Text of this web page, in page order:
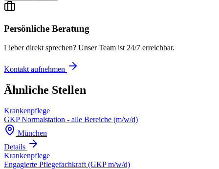
Persönliche Beratung
Lieber direkt sprechen? Unser Team ist 24/7 erreichbar.
Kontakt aufnehmen
Ähnliche Stellen
Krankenpflege
GKP Normalstation - alle Bereiche (m/w/d)
München
Details
Krankenpflege
Engagierte Pflegefachkraft (GKP m/w/d)